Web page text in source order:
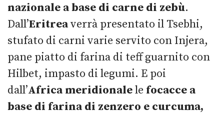
nazionale a base di carne di zebù.
Dall’Eritreaverrà presentato il Tsebhi,
stufato di carni varie servito con Injera,
pane piatto di farina di teff guarnito con
Hilbet, impasto di legumi. E poi
dall’Africa meridionalele focacce a
base di farina di zenzero e curcuma,